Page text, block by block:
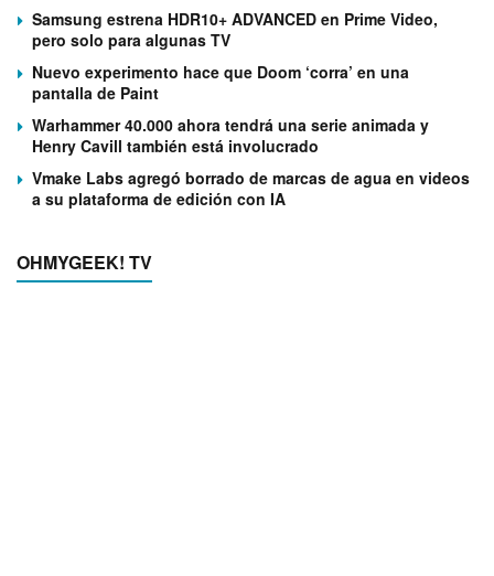
Samsung estrena HDR10+ ADVANCED en Prime Video,
pero solo para algunas TV
Nuevo experimento hace que Doom ‘corra’ en una
pantalla de Paint
Warhammer 40.000 ahora tendrá una serie animada y
Henry Cavill también está involucrado
Vmake Labs agregó borrado de marcas de agua en videos
a su plataforma de edición con IA
OHMYGEEK! TV